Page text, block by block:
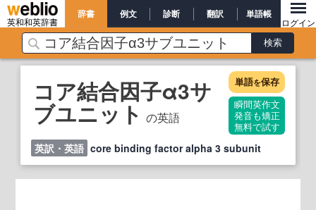
英和和英辞書
辞書 例文 診断 翻訳 単語帳
ログイン
コア結合因子α3サ
ブユニット の英語
単語を保存
瞬間英作文
発音も矯正
無料で試す
英訳・英語 core binding factor alpha 3 subunit